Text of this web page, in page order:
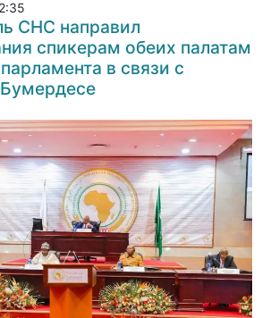
СНС направил
спикерам обеих палатам
в связи с